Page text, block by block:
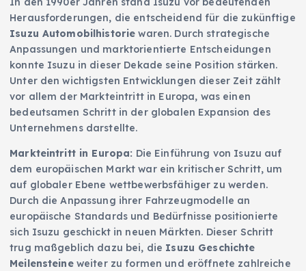
Herausforderungen, die entscheidend für die zukünftige
Isuzu Automobilhistorie waren. Durch strategische
Anpassungen und marktorientierte Entscheidungen
konnte Isuzu in dieser Dekade seine Position stärken.
Unter den wichtigsten Entwicklungen dieser Zeit zählt
vor allem der Markteintritt in Europa, was einen
bedeutsamen Schritt in der globalen Expansion des
Unternehmens darstellte.
Markteintritt in Europa: Die Einführung von Isuzu auf
dem europäischen Markt war ein kritischer Schritt, um
auf globaler Ebene wettbewerbsfähiger zu werden.
Durch die Anpassung ihrer Fahrzeugmodelle an
europäische Standards und Bedürfnisse positionierte
sich Isuzu geschickt in neuen Märkten. Dieser Schritt
trug maßgeblich dazu bei, die Isuzu Geschichte
Meilensteineweiter zu formen und eröffnete zahlreiche